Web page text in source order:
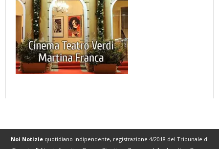
Noi Notiziequotidiano indipendente, registrazione 4/2018 del Tribunale di